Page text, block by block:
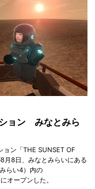
ョン みなとみら
ョン「THE SUNSET OF
月8日、みなとみらいにある
らい4）内の
オープンした。